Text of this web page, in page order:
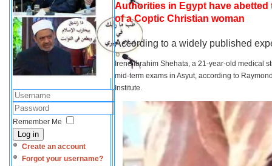
Remember Me
Log in
Create an account
Forgot your username?
Authorities in Egypt have
of a Coptic Christian woman
According to a widely published
Irene Ibrahim Shehata, a 21-year-old medical
mid-term exams in Asyut, according to
Institute.